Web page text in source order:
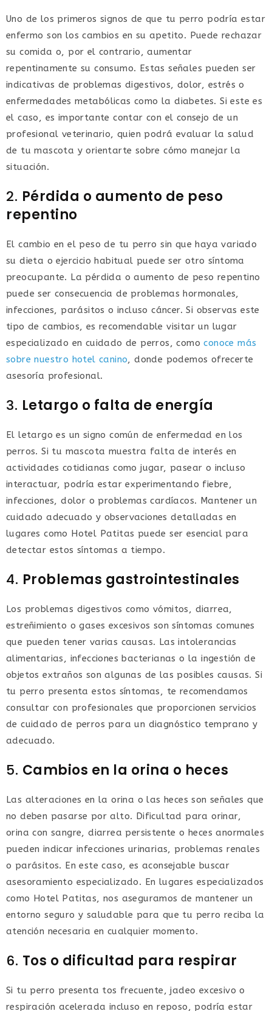
Uno de los primeros signos de que tu perro podría estar
enfermo son los cambios en su apetito. Puede rechazar
su comida o, por el contrario, aumentar
repentinamente su consumo. Estas señales pueden ser
indicativas de problemas digestivos, dolor, estrés o
enfermedades metabólicas como la diabetes. Si este es
el caso, es importante contar con el consejo de un
profesional veterinario, quien podrá evaluar la salud
de tu mascota y orientarte sobre cómo manejar la
situación.
2. Pérdida o aumento de peso
repentino
El cambio en el peso de tu perro sin que haya variado
su dieta o ejercicio habitual puede ser otro síntoma
preocupante. La pérdida o aumento de peso repentino
puede ser consecuencia de problemas hormonales,
infecciones, parásitos o incluso cáncer. Si observas este
tipo de cambios, es recomendable visitar un lugar
especializado en cuidado de perros, comoconoce más
sobre nuestro hotel canino, donde podemos ofrecerte
asesoría profesional.
3. Letargo o falta de energía
El letargo es un signo común de enfermedad en los
perros. Si tu mascota muestra falta de interés en
actividades cotidianas como jugar, pasear o incluso
interactuar, podría estar experimentando fiebre,
infecciones, dolor o problemas cardíacos. Mantener un
cuidado adecuado y observaciones detalladas en
lugares como Hotel Patitas puede ser esencial para
detectar estos síntomas a tiempo.
4. Problemas gastrointestinales
Los problemas digestivos como vómitos, diarrea,
estreñimiento o gases excesivos son síntomas comunes
que pueden tener varias causas. Las intolerancias
alimentarias, infecciones bacterianas o la ingestión de
objetos extraños son algunas de las posibles causas. Si
tu perro presenta estos síntomas, te recomendamos
consultar con profesionales que proporcionen servicios
de cuidado de perros para un diagnóstico temprano y
adecuado.
5. Cambios en la orina o heces
Las alteraciones en la orina o las heces son señales que
no deben pasarse por alto. Dificultad para orinar,
orina con sangre, diarrea persistente o heces anormales
pueden indicar infecciones urinarias, problemas renales
o parásitos. En este caso, es aconsejable buscar
asesoramiento especializado. En lugares especializados
como Hotel Patitas, nos aseguramos de mantener un
entorno seguro y saludable para que tu perro reciba la
atención necesaria en cualquier momento.
6. Tos o dificultad para respirar
Si tu perro presenta tos frecuente, jadeo excesivo o
respiración acelerada incluso en reposo, podría estar